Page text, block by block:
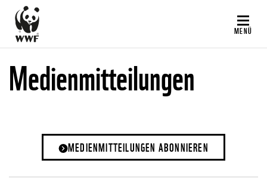
Direkt
zum
Inhalt
MENÜ
Medienmitteilungen
MEDIENMITTEILUNGEN ABONNIEREN